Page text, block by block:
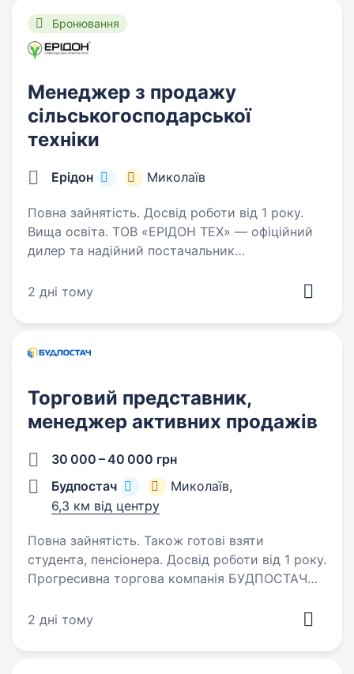
Бронювання
Менеджер з продажу
сільськогосподарської
техніки
Ерідон Миколаїв
Повна зайнятість. Досвід роботи від 1 року.
Вища освіта. ТОВ «ЕРІДОН ТЕХ» — офіційний
дилер та надійний постачальник
вітчизняного виробництва. Компанія понад 20
2 дні тому
Торговий представник,
менеджер активних продажів
30 000 – 40 000 грн
Будпостач
Миколаїв,
6,3 км від центру
Повна зайнятість. Також готові взяти
студента, пенсіонера. Досвід роботи від 1 року.
Прогресивна торгова компанія БУДПОСТАЧ
Торговий представник!Вимоги: БАЖАНО
2 дні тому